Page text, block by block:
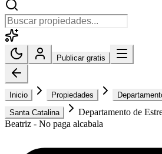
Publicar gratis
Inicio Propiedades
Santa Catalina
Departamento de
Beatriz - No paga alcabala